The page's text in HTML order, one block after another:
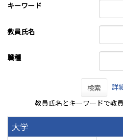
キーワード
教員氏名
職種
検索
詳
教員氏名とキーワードで教
大学